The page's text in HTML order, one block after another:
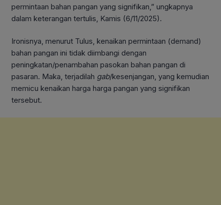
permintaan bahan pangan yang signifikan,” ungkapnya
dalam keterangan tertulis, Kamis (6/11/2025).
Ironisnya, menurut Tulus, kenaikan permintaan (demand)
bahan pangan ini tidak diimbangi dengan
peningkatan/penambahan pasokan bahan pangan di
pasaran. Maka, terjadilah gab/kesenjangan, yang kemudian
memicu kenaikan harga harga pangan yang signifikan
tersebut.